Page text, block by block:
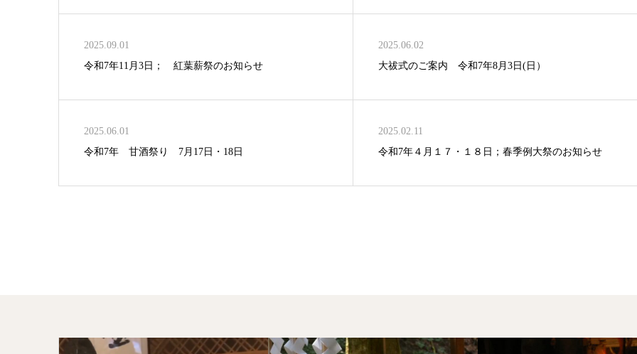
2025.09.01
令和7年11月3日； 紅葉薪祭のお知らせ
2025.06.02
大祓式のご案内 令和7年8月3日(日）
2025.06.01
令和7年 甘酒祭り 7月17日・18日
2025.02.11
令和7年４月１７・１８日；春季例大祭のお知らせ